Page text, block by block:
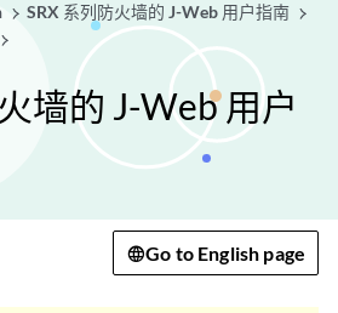
SRX 系列防火墙的 J-Web 用户指南
墙的 J-Web 用户
Go to English page